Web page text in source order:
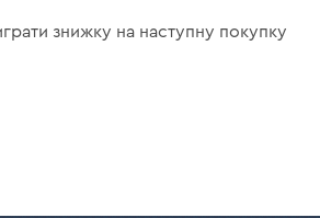
знижку на наступну покупку